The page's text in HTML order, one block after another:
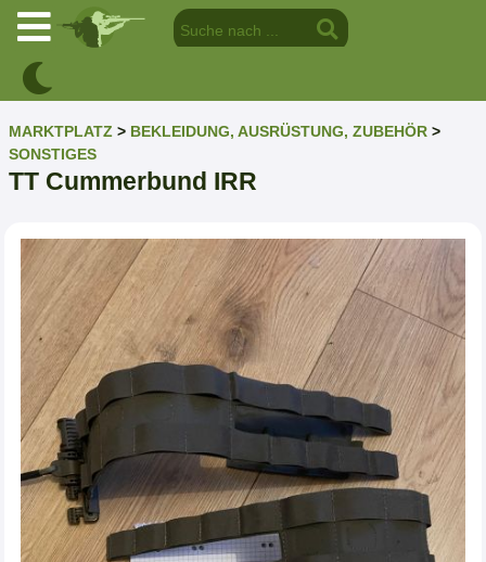
MARKTPLATZ > BEKLEIDUNG, AUSRÜSTUNG, ZUBEHÖR >
SONSTIGES
TT Cummerbund IRR